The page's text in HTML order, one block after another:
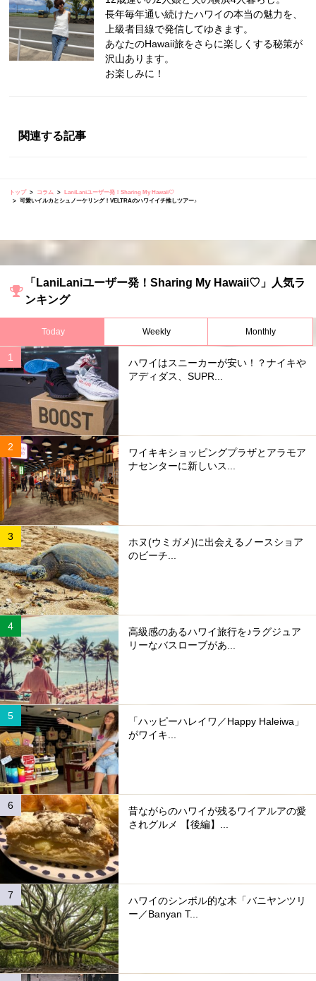
長年毎年通い続けたハワイの本当の魅力を、
上級者目線で発信してゆきます。
あなたのHawaii旅をさらに楽しくする秘策が
沢山あります。
お楽しみに！
関連する記事
トップ コラム
LaniLaniユーザー発！Sharing My Hawaii♡
可愛いイルカとシュノーケリング！VELTRAのハワイイチ推しツアー♪
「LaniLaniユーザー発！Sharing My Hawaii♡」人気ラ
ンキング
Today Weekly Monthly
ハワイはスニーカーが安い！？ナイキや
アディダス、SUPR...
ワイキキショッピングプラザとアラモア
ナセンターに新しいス...
ホヌ(ウミガメ)に出会えるノースショア
のビーチ...
高級感のあるハワイ旅行を♪ラグジュア
リーなバスローブがあ...
「ハッピーハレイワ／Happy Haleiwa」
がワイキ...
昔ながらのハワイが残るワイアルアの愛
されグルメ 【後編】...
ハワイのシンボル的な木「バニヤンツリ
ー／Banyan T...